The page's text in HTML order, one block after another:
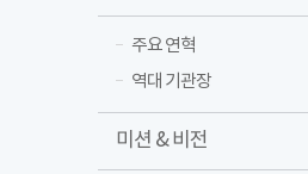
주요 연혁
역대 기관장
미션 & 비전